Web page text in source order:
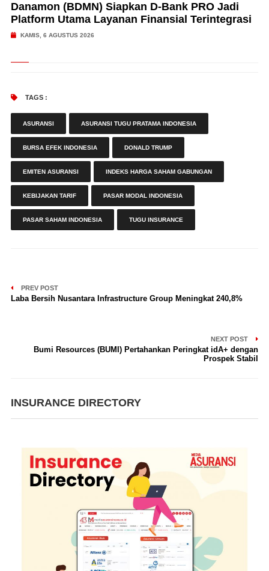
Danamon (BDMN) Siapkan D-Bank PRO Jadi
Platform Utama Layanan Finansial Terintegrasi
KAMIS, 6 AGUSTUS 2026
TAGS :
ASURANSI ASURANSI TUGU PRATAMA INDONESIA
BURSA EFEK INDONESIA DONALD TRUMP
EMITEN ASURANSI INDEKS HARGA SAHAM GABUNGAN
KEBIJAKAN TARIF PASAR MODAL INDONESIA
PASAR SAHAM INDONESIA TUGU INSURANCE
PREV POST
Laba Bersih Nusantara Infrastructure Group Meningkat 240,8%
NEXT POST
Bumi Resources (BUMI) Pertahankan Peringkat idA+ dengan
Prospek Stabil
INSURANCE DIRECTORY